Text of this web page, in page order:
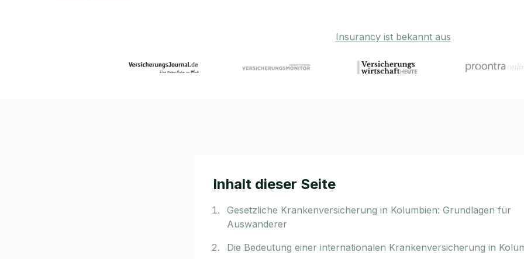
Insurancy ist bekannt aus
Inhalt dieser Seite
Gesetzliche Krankenversicherung in Kolumbien: Grundlagen für
Auswanderer
Die Bedeutung einer internationalen Krankenversicherung in